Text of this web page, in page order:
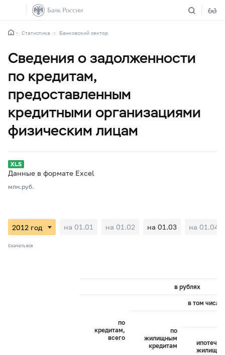
Статистика Банковский сектор
Сведения о задолженности
по кредитам,
предоставленным
кредитными организациями
физическим лицам
Данные в формате Excel
млн.руб.
на 01.01 на 01.02 на 01.03 на 01.04
Скачать все
в рублях
по
кредитам,
всего
в том числе:
по
жилищным
кредитам